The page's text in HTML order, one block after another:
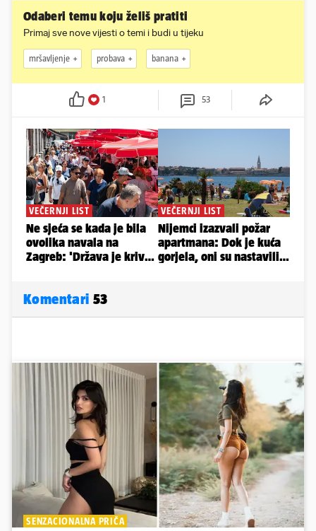
Odaberi temu koju želiš pratiti
Primaj sve nove vijesti o temi i budi u tijeku
mršavljenje probava banana
1 53
Komentari 53
SENZACIONALNA PRIČA